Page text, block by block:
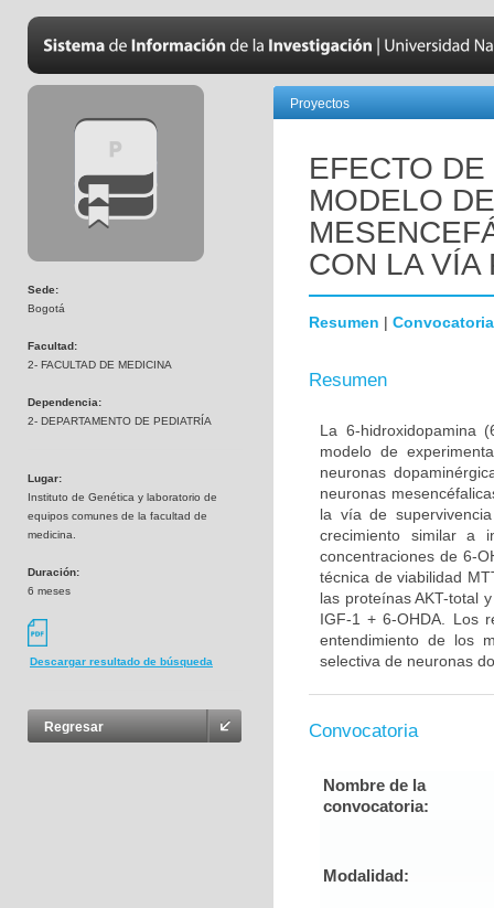
Sede:
Bogotá
Facultad:
2- FACULTAD DE MEDICINA
Dependencia:
2- DEPARTAMENTO DE PEDIATRÍA
Lugar:
Instituto de Genética y laboratorio de
equipos comunes de la facultad de
medicina.
Duración:
6 meses
Descargar resultado de búsqueda
Regresar
Proyectos
EFECTO
MODELO
CON LA VÍA
Resumen | Convocatoria
Resumen
La 6-hidroxidopamina
modelo de
neuronas
neuronas
la vía de
crecimiento similar a
concentraciones de 6-
técnica de viabilidad
las proteínas AKT-total
IGF-1 + 6-OHDA. Los
entendimiento de los
selectiva de neuronas
Convocatoria
Nombre de la
convocatoria:
Modalidad: